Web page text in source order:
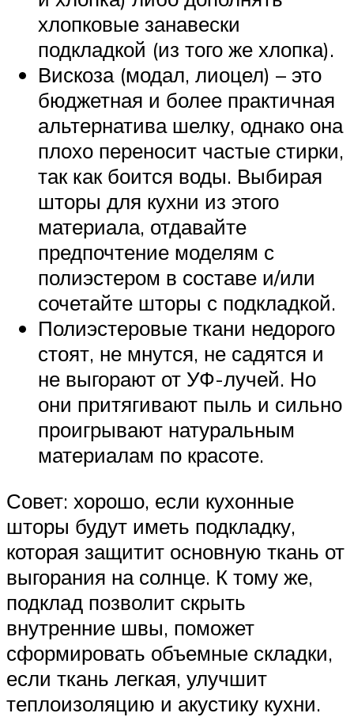
хлопковые занавески
подкладкой (из того же хлопка).
Вискоза (модал, лиоцел) – это
бюджетная и более практичная
альтернатива шелку, однако она
плохо переносит частые стирки,
так как боится воды. Выбирая
шторы для кухни из этого
материала, отдавайте
предпочтение моделям с
полиэстером в составе и/или
сочетайте шторы с подкладкой.
Полиэстеровые ткани недорого
стоят, не мнутся, не садятся и
не выгорают от УФ-лучей. Но
они притягивают пыль и сильно
проигрывают натуральным
материалам по красоте.
Совет: хорошо, если кухонные
шторы будут иметь подкладку,
которая защитит основную ткань от
выгорания на солнце. К тому же,
подклад позволит скрыть
внутренние швы, поможет
сформировать объемные складки,
если ткань легкая, улучшит
теплоизоляцию и акустику кухни.